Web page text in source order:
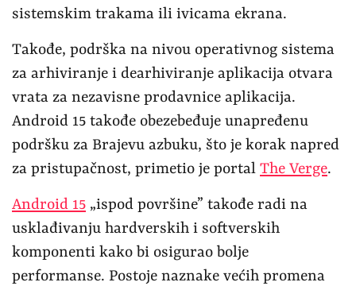
sistemskim trakama ili ivicama ekrana.
Takođe, podrška na nivou operativnog sistema
za arhiviranje i dearhiviranje aplikacija otvara
vrata za nezavisne prodavnice aplikacija.
Android 15 takođe obezebeđuje unapređenu
podršku za Brajevu azbuku, što je korak napred
za pristupačnost, primetio je portal The Verge.
Android 15 „ispod površine” takođe radi na
usklađivanju hardverskih i softverskih
komponenti kako bi osigurao bolje
performanse. Postoje naznake većih promena